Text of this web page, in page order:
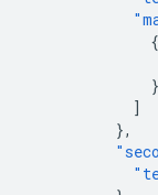
{
}
]
},